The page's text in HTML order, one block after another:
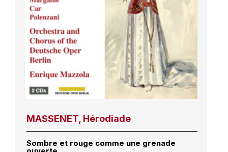
MASSENET, Hérodiade
Sombre et rouge comme une grenade